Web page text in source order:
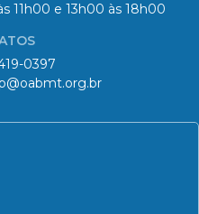
11h00 e 13h00 às 18h00
0397